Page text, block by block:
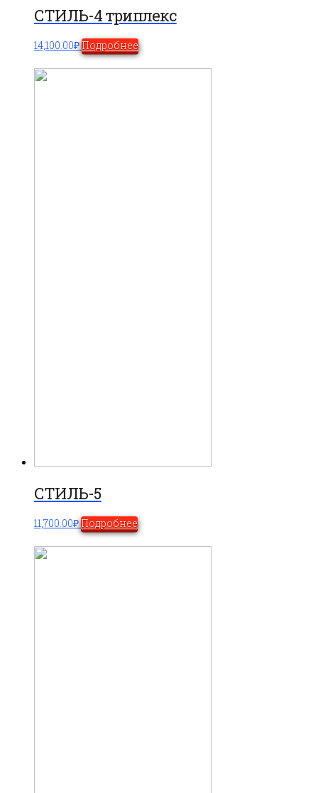
СТИЛЬ-4 триплекс
14,100.00₽ Подробнее
СТИЛЬ-5
11,700.00₽Подробнее